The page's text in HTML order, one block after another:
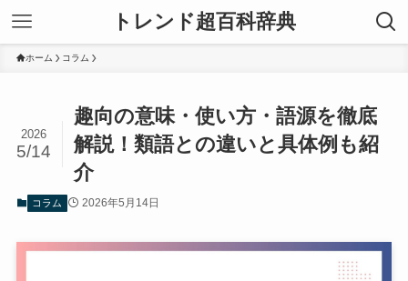
トレンド超百科辞典
ホーム コラム
趣向の意味・使い方・語源を徹底
解説！類語との違いと具体例も紹
介
2026
5/14
コラム 2026年5月14日